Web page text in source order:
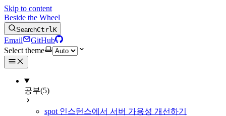
Skip to content
Beside the Wheel
SearchCtrlK
Email
GitHub
Select theme
공부(5)
spot 인스턴스에서 서버 가용성 개선하기